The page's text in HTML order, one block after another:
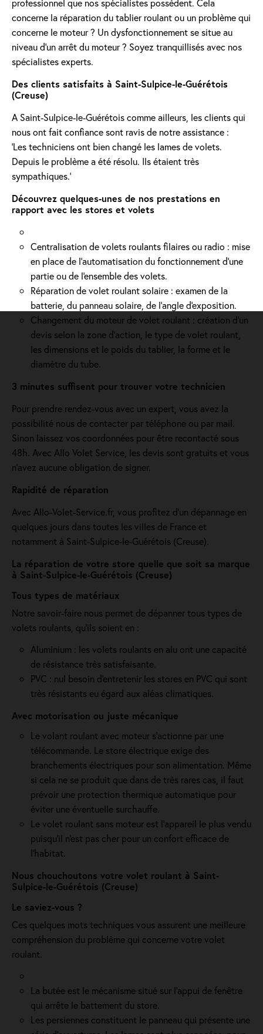
professionnel que nos spécialistes possèdent. Cela
concerne la réparation du tablier roulant ou un problème qui
concerne le moteur ? Un dysfonctionnement se situe au
niveau d'un arrêt du moteur ? Soyez tranquillisés avec nos
spécialistes experts.
Des clients satisfaits à Saint-Sulpice-le-Guérétois
(Creuse)
A Saint-Sulpice-le-Guérétois comme ailleurs, les clients qui
nous ont fait confiance sont ravis de notre assistance :
'Les techniciens ont bien changé les lames de volets.
Depuis le problème a été résolu. Ils étaient très
sympathiques.'
Découvrez quelques-unes de nos prestations en
rapport avec les stores et volets
Centralisation de volets roulants filaires ou radio : mise
en place de l'automatisation du fonctionnement d’une
partie ou de l'ensemble des volets.
Réparation de volet roulant solaire : examen de la
batterie, du panneau solaire, de l'angle d'exposition.
Changement du moteur de volet roulant : création d'un
devis selon la zone d’action, le type de volet roulant,
les dimensions et le poids du tablier, la forme et le
diamètre du tube.
3 minutes suffisent pour trouver votre technicien
Pour prendre rendez-vous avec un expert, vous avez la
possibilité nous de contacter par téléphone ou par mail.
Sinon laissez vos coordonnées pour être recontacté sous
48h. Avec Allo Volet Service, les devis sont gratuits et vous
n'avez aucune obligation de signer.
Rapidité de réparation
Avec Allo-Volet-Service.fr, vous profitez d'un dépannage en
quelques jours dans toutes les villes de France et
notamment à Saint-Sulpice-le-Guérétois (Creuse).
La réparation de votre store quelle que soit sa marque
à Saint-Sulpice-le-Guérétois (Creuse)
Tous types de matériaux
Notre savoir-faire nous permet de dépanner tous types de
volets roulants, qu'ils soient en :
Aluminium : les volets roulants en alu ont une capacité
de résistance très satisfaisante.
PVC : nul besoin d'entretenir les stores en PVC qui sont
très résistants eu égard aux aléas climatiques.
Avec motorisation ou juste mécanique
Le volant roulant avec moteur s'actionne par une
télécommande. Le store électrique exige des
branchements électriques pour son alimentation. Même
si cela ne se produit que dans de très rares cas, il faut
prévoir une protection thermique automatique pour
éviter une éventuelle surchauffe.
Le volet roulant sans moteur est l'appareil le plus vendu
puisqu'il n'est pas cher pour un confort efficace de
l'habitat.
Nous chouchoutons votre volet roulant à Saint-
Sulpice-le-Guérétois (Creuse)
Le saviez-vous ?
Ces quelques mots techniques vous assurent une meilleure
compréhension du problème qui concerne votre volet
roulant.
La butée est le mécanisme situé sur l’appui de fenêtre
qui arrête le battement du store.
Les persiennes constituent le panneau qui présente une